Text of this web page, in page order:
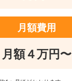
月額費用
月額４万円〜